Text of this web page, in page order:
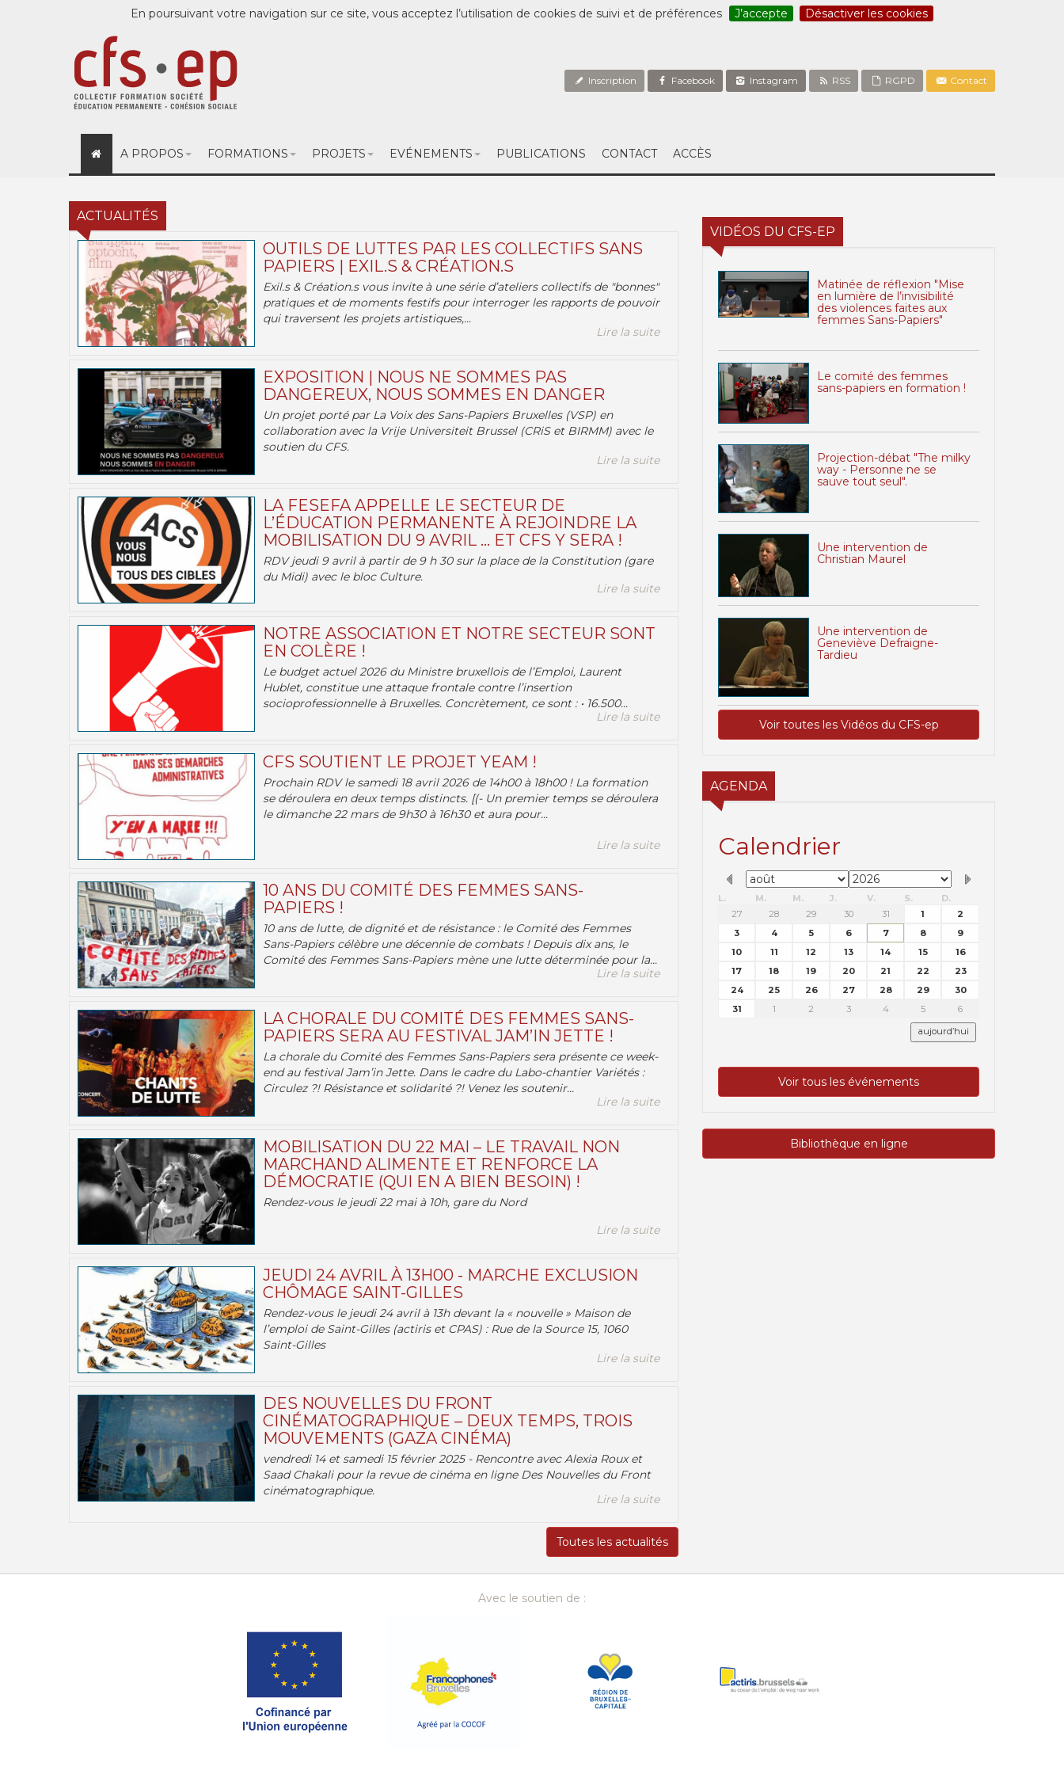
En poursuivant votre navigation sur ce site, vous acceptez l’utilisation de cookies de suivi et de préférences J’accepte Désactiver les cookies
Inscription Facebook Instagram RSS RGPD Contact
A PROPOS FORMATIONS PROJETS EVÉNEMENTS PUBLICATIONS CONTACT ACCÈS
ACTUALITÉS
OUTILS DE LUTTES PAR LES COLLECTIFS SANS
PAPIERS | EXIL.S & CRÉATION.S
Exil.s & Création.s vous invite à une série d’ateliers collectifs de "bonnes"
pratiques et de moments festifs pour interroger les rapports de pouvoir
qui traversent les projets artistiques,...
Lire la suite
EXPOSITION | NOUS NE SOMMES PAS
DANGEREUX, NOUS SOMMES EN DANGER
Un projet porté par La Voix des Sans-Papiers Bruxelles (VSP) en
collaboration avec la Vrije Universiteit Brussel (CRiS et BIRMM) avec le
soutien du CFS.
Lire la suite
LA FESEFA APPELLE LE SECTEUR DE
L’ÉDUCATION PERMANENTE À REJOINDRE LA
MOBILISATION DU 9 AVRIL … ET CFS Y SERA !
RDV jeudi 9 avril à partir de 9 h 30 sur la place de la Constitution (gare
du Midi) avec le bloc Culture.
Lire la suite
NOTRE ASSOCIATION ET NOTRE SECTEUR SONT
EN COLÈRE !
Le budget actuel 2026 du Ministre bruxellois de l’Emploi, Laurent
Hublet, constitue une attaque frontale contre l’insertion
socioprofessionnelle à Bruxelles. Concrètement, ce sont : • 16.500...
Lire la suite
CFS SOUTIENT LE PROJET YEAM !
Prochain RDV le samedi 18 avril 2026 de 14h00 à 18h00 ! La formation
se déroulera en deux temps distincts. [(- Un premier temps se déroulera
le dimanche 22 mars de 9h30 à 16h30 et aura pour...
Lire la suite
10 ANS DU COMITÉ DES FEMMES SANS-
PAPIERS !
10 ans de lutte, de dignité et de résistance : le Comité des Femmes
Sans-Papiers célèbre une décennie de combats ! Depuis dix ans, le
Comité des Femmes Sans-Papiers mène une lutte déterminée pour la...
Lire la suite
LA CHORALE DU COMITÉ DES FEMMES SANS-
PAPIERS SERA AU FESTIVAL JAM’IN JETTE !
La chorale du Comité des Femmes Sans-Papiers sera présente ce week-
end au festival Jam’in Jette. Dans le cadre du Labo-chantier Variétés :
Circulez ?! Résistance et solidarité ?! Venez les soutenir...
Lire la suite
MOBILISATION DU 22 MAI – LE TRAVAIL NON
MARCHAND ALIMENTE ET RENFORCE LA
DÉMOCRATIE (QUI EN A BIEN BESOIN) !
Rendez-vous le jeudi 22 mai à 10h, gare du Nord
Lire la suite
JEUDI 24 AVRIL À 13H00 - MARCHE EXCLUSION
CHÔMAGE SAINT-GILLES
Rendez-vous le jeudi 24 avril à 13h devant la « nouvelle » Maison de
l’emploi de Saint-Gilles (actiris et CPAS) : Rue de la Source 15, 1060
Saint-Gilles
Lire la suite
DES NOUVELLES DU FRONT
CINÉMATOGRAPHIQUE – DEUX TEMPS, TROIS
MOUVEMENTS (GAZA CINÉMA)
vendredi 14 et samedi 15 février 2025 - Rencontre avec Alexia Roux et
Saad Chakali pour la revue de cinéma en ligne Des Nouvelles du Front
cinématographique.
Lire la suite
Toutes les actualités
VIDÉOS DU CFS-EP
Matinée de réflexion "Mise
en lumière de l’invisibilité
des violences faites aux
femmes Sans-Papiers"
Le comité des femmes
sans-papiers en formation !
Projection-débat "The milky
way - Personne ne se
sauve tout seul".
Une intervention de
Christian Maurel
Une intervention de
Geneviève Defraigne-
Tardieu
Voir toutes les Vidéos du CFS-ep
AGENDA
Calendrier
L. M. M. J. V. S.
D.
27
28 29 30 31 1
2
3
4 5 6 7 8
9
10
11 12 13 14 15
16
17
18 19 20 21 22
23
24
25 26 27 28 29
30
31
1 2 3 4 5 6
aujourd’hui
Voir tous les événements
Bibliothèque en ligne
Avec le soutien de :